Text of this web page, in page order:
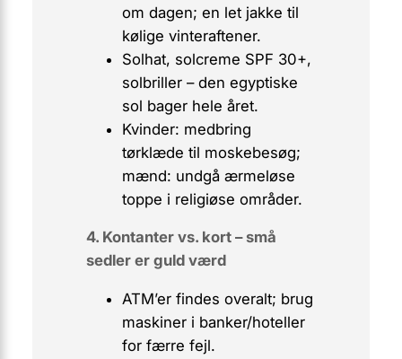
om dagen; en let jakke til
kølige vinteraftener.
Solhat, solcreme SPF 30+,
solbriller – den egyptiske
sol bager hele året.
Kvinder: medbring
tørklæde til moskebesøg;
mænd: undgå ærmeløse
toppe i religiøse områder.
4. Kontanter vs. kort – små
sedler er guld værd
ATM’er findes overalt; brug
maskiner i banker/hoteller
for færre fejl.